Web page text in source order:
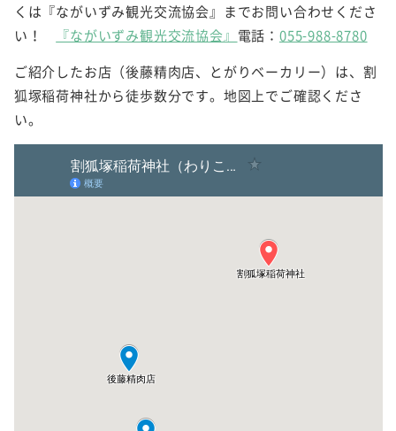
くは『ながいずみ観光交流協会』までお問い合わせくださ
い！
『ながいずみ観光交流協会』 電話： 055-988-8780
ご紹介したお店（後藤精肉店、とがりベーカリー）は、割
狐塚稲荷神社から徒歩数分です。地図上でご確認くださ
い。